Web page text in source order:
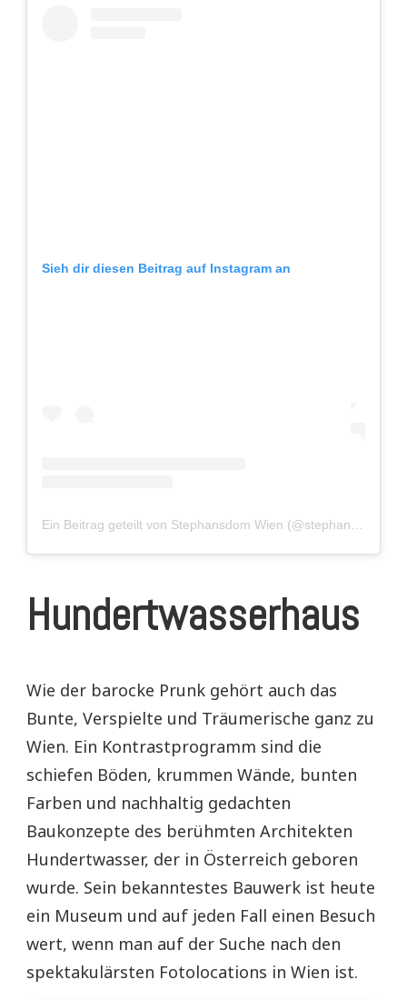
Sieh dir diesen Beitrag auf Instagram an
Hundertwasserhaus
Wie der barocke Prunk gehört auch das
Bunte, Verspielte und Träumerische ganz zu
Wien. Ein Kontrastprogramm sind die
schiefen Böden, krummen Wände, bunten
Farben und nachhaltig gedachten
Baukonzepte des berühmten Architekten
Hundertwasser, der in Österreich geboren
wurde. Sein bekanntestes Bauwerk ist heute
ein Museum und auf jeden Fall einen Besuch
wert, wenn man auf der Suche nach den
spektakulärsten Fotolocations in Wien ist.